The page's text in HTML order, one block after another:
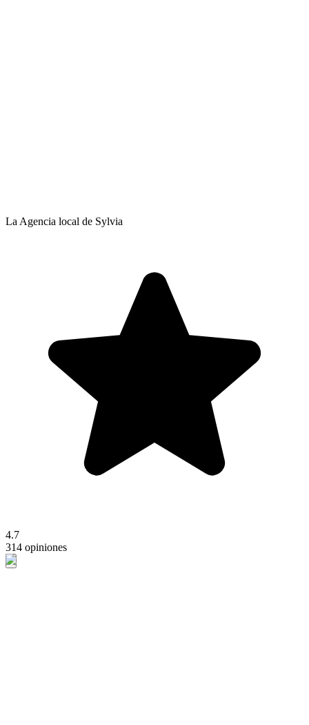
La Agencia local de Sylvia
4.7
314 opiniones